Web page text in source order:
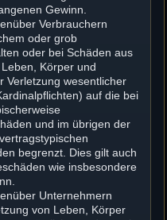
Gewinn.
Verbrauchern
oder grob
oder bei Schäden aus
Körper und
Verletzung wesentlicher
auf die bei
und im übrigen der
begrenzt. Dies gilt auch
wie insbesondere
Unternehmern
von Leben, Körper